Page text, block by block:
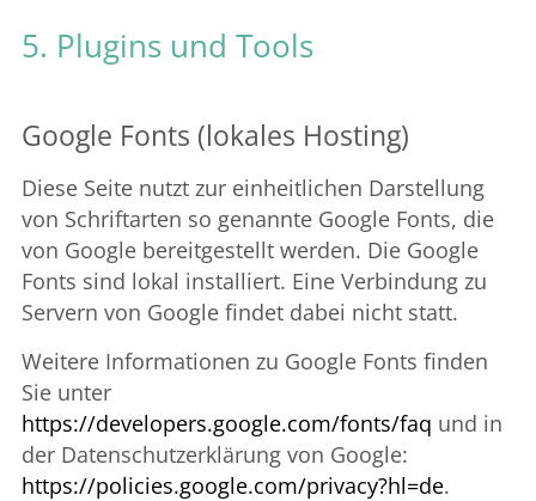
5. Plugins und Tools
Google Fonts (lokales Hosting)
Diese Seite nutzt zur einheitlichen Darstellung
von Schriftarten so genannte Google Fonts, die
von Google bereitgestellt werden. Die Google
Fonts sind lokal installiert. Eine Verbindung zu
Servern von Google findet dabei nicht statt.
Weitere Informationen zu Google Fonts finden
Sie unter
https://developers.google.com/fonts/faq und in
der Datenschutzerklärung von Google:
https://policies.google.com/privacy?hl=de.